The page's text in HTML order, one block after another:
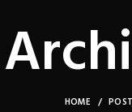
HOME